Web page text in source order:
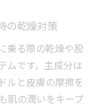
バイク保湿法
と保湿の重要
イデア集
保湿アイテム
の乾燥対策
乗る際の乾燥や股
ムです。主成分は
ルと皮膚の摩擦を
肌の潤いをキープ